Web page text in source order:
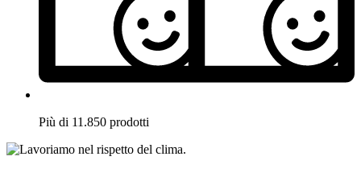
Più di 11.850 prodotti